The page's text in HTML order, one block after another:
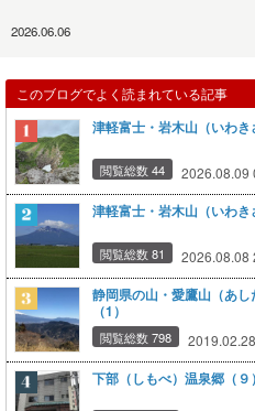
2026.06.06
このブログでよく読まれている記事
津軽富士・岩木山（いわき
閲覧総数 44 2026.08.09
津軽富士・岩木山（いわき
閲覧総数 81 2026.08.08
静岡県の山・愛鷹山（あ
（1）
閲覧総数 798
下部（しもべ）温泉郷（